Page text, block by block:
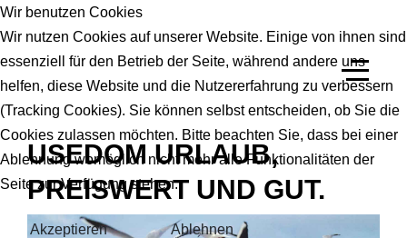
USEDOM URLAUB,
PREISWERT UND GUT.
Wir benutzen Cookies
Wir nutzen Cookies auf unserer Website. Einige von ihnen sind
essenziell für den Betrieb der Seite, während andere uns
helfen, diese Website und die Nutzererfahrung zu verbessern
(Tracking Cookies). Sie können selbst entscheiden, ob Sie die
Cookies zulassen möchten. Bitte beachten Sie, dass bei einer
Ablehnung womöglich nicht mehr alle Funktionalitäten der
Seite zur Verfügung stehen.
Akzeptieren Ablehnen